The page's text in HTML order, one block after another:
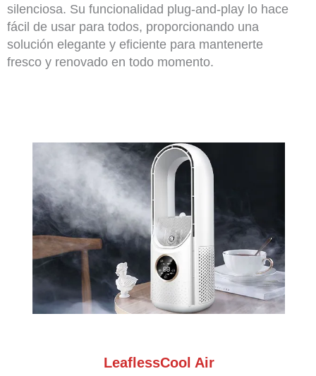
silenciosa. Su funcionalidad plug-and-play lo hace
fácil de usar para todos, proporcionando una
solución elegante y eficiente para mantenerte
fresco y renovado en todo momento.
LeaflessCool Air